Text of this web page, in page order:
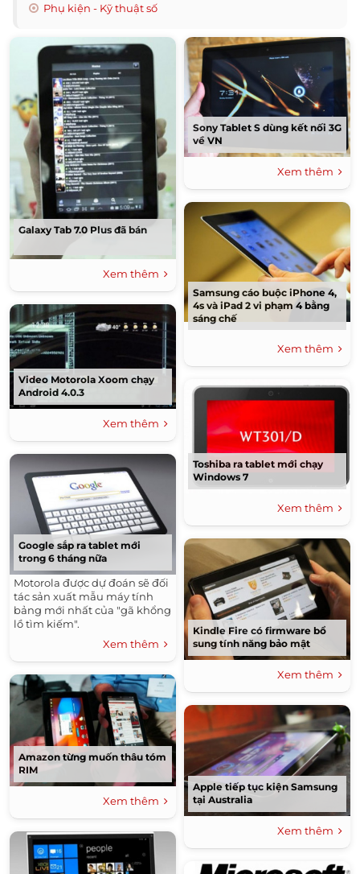
Phụ kiện - Kỹ thuật số
Galaxy Tab 7.0 Plus đã bán
Xem thêm
Video Motorola Xoom chạy
Android 4.0.3
Xem thêm
Google sắp ra tablet mới
trong 6 tháng nữa
Motorola được dự đoán sẽ đối
tác sản xuất mẫu máy tính
bảng mới nhất của "gã khổng
lồ tìm kiếm".
Xem thêm
Amazon từng muốn thâu tóm
RIM
Xem thêm
Sony Tablet S dùng kết nối 3G
về VN
Xem thêm
Samsung cáo buộc iPhone 4,
4s và iPad 2 vi phạm 4 bằng
sáng chế
Xem thêm
Toshiba ra tablet mới chạy
Windows 7
Xem thêm
Kindle Fire có firmware bổ
sung tính năng bảo mật
Xem thêm
Apple tiếp tục kiện Samsung
tại Australia
Xem thêm